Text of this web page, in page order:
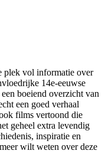
plek vol informatie over
14e-eeuwse
boeiend overzicht van
een goed verhaal
films vertoond die
geheel extra levendig
inspiratie en
wilt weten over deze